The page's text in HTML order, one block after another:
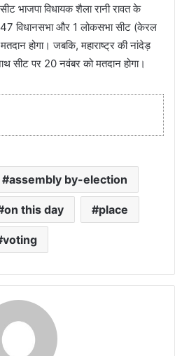
भाजपा विधायक शैला रानी रावत के
विधानसभा और 1 लोकसभा सीट (केरल
होगा। जबकि, महाराष्ट्र की नांदेड़
सीट पर 20 नवंबर को मतदान होगा।
assembly by-election
on this day place
voting